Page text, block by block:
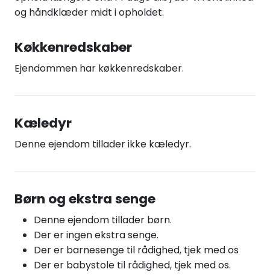
og håndklæder midt i opholdet.
Køkkenredskaber
Ejendommen har køkkenredskaber.
Kæledyr
Denne ejendom tillader ikke kæledyr.
Børn og ekstra senge
Denne ejendom tillader børn.
Der er ingen ekstra senge.
Der er barnesenge til rådighed, tjek med os
Der er babystole til rådighed, tjek med os.